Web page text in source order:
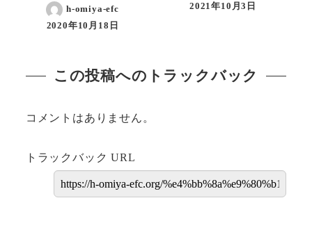
h-omiya-efc
2020年10月18日
2021年10月3日
この投稿へのトラックバック
コメントはありません。
トラックバック URL